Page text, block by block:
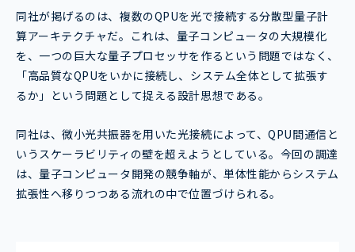
同社が掲げるのは、複数のQPUを光で接続する分散型量子計
算アーキテクチャだ。これは、量子コンピュータの大規模化
を、一つの巨大な量子プロセッサを作るという問題ではなく、
「高品質なQPUをいかに接続し、システム全体として拡張す
るか」という問題として捉える設計思想である。
同社は、微小光共振器を用いた光接続によって、QPU間通信と
いうスケーラビリティの壁を超えようとしている。今回の調達
は、量子コンピュータ開発の競争軸が、単体性能からシステム
拡張性へ移りつつある流れの中で位置づけられる。